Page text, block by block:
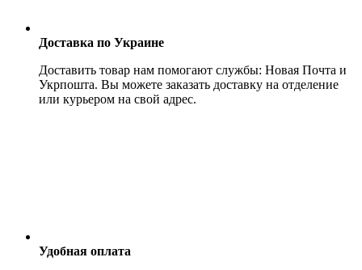
Доставка по Украине
Доставить товар нам помогают службы: Новая Почта и
Укрпошта. Вы можете заказать доставку на отделение
или курьером на свой адрес.
Удобная оплата